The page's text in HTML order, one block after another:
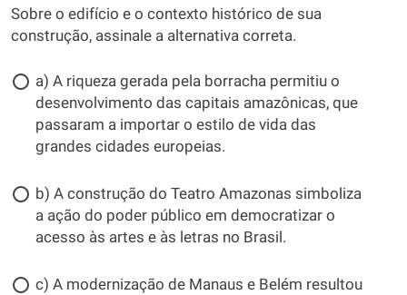
Sobre o edifício e o contexto histórico de sua
construção, assinale a alternativa correta.
a) A riqueza gerada pela borracha permitiu o
desenvolvimento das capitais amazônicas, que
passaram a importar o estilo de vida das
grandes cidades europeias.
b) A construção do Teatro Amazonas simboliza
a ação do poder público em democratizar o
acesso às artes e às letras no Brasil.
c) A modernização de Manaus e Belém resultou